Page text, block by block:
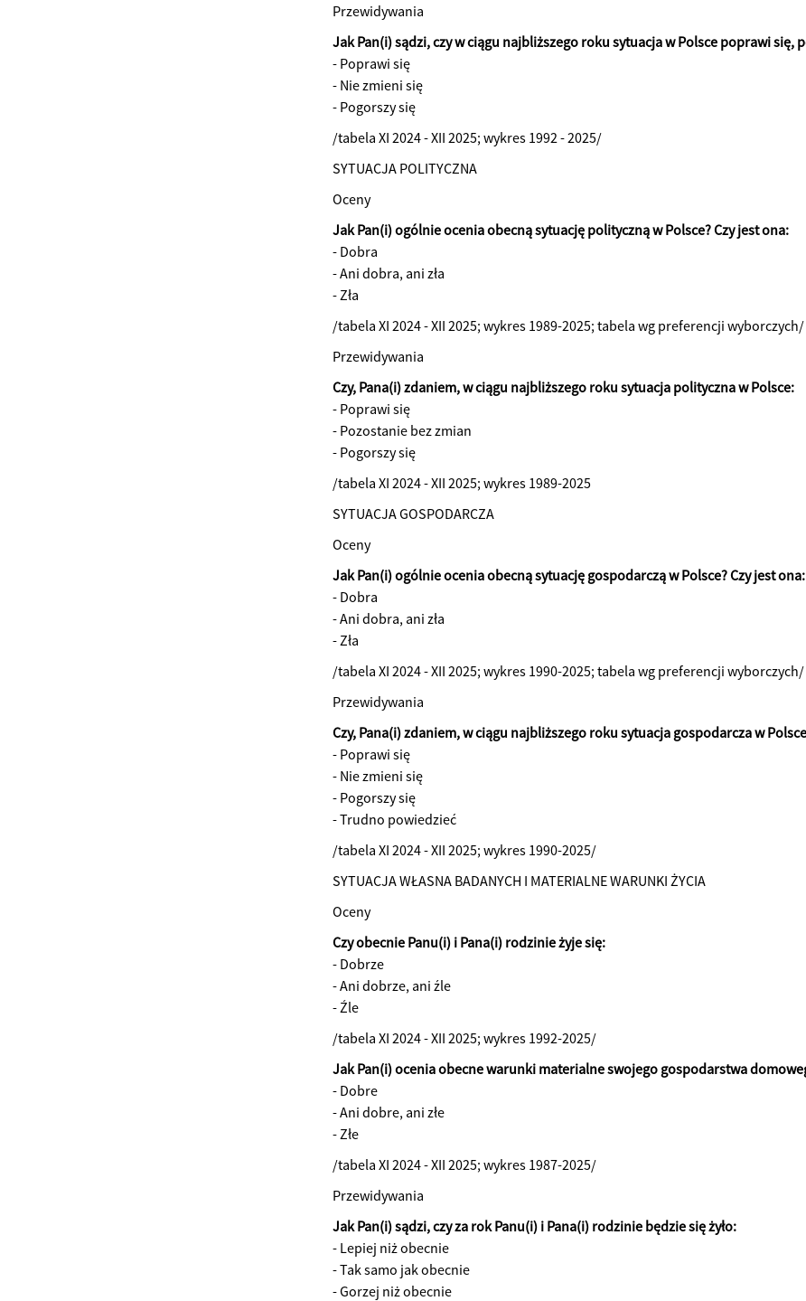
Przewidywania
Jak Pan(i) sądzi, czy w ciągu najbliższego roku sytuacja w Polsce poprawi się,
- Poprawi się
- Nie zmieni się
- Pogorszy się
/tabela XI 2024 - XII 2025; wykres 1992 - 2025/
SYTUACJA POLITYCZNA
Oceny
Jak Pan(i) ogólnie ocenia obecną sytuację polityczną w Polsce? Czy jest ona:
- Dobra
- Ani dobra, ani zła
- Zła
/tabela XI 2024 - XII 2025; wykres 1989-2025; tabela wg preferencji wyborczych/
Przewidywania
Czy, Pana(i) zdaniem, w ciągu najbliższego roku sytuacja polityczna w Polsce:
- Poprawi się
- Pozostanie bez zmian
- Pogorszy się
/tabela XI 2024 - XII 2025; wykres 1989-2025
SYTUACJA GOSPODARCZA
Oceny
Jak Pan(i) ogólnie ocenia obecną sytuację gospodarczą w Polsce? Czy jest ona:
- Dobra
- Ani dobra, ani zła
- Zła
/tabela XI 2024 - XII 2025; wykres 1990-2025; tabela wg preferencji wyborczych/
Przewidywania
Czy, Pana(i) zdaniem, w ciągu najbliższego roku sytuacja gospodarcza w
- Poprawi się
- Nie zmieni się
- Pogorszy się
- Trudno powiedzieć
/tabela XI 2024 - XII 2025; wykres 1990-2025/
SYTUACJA WŁASNA BADANYCH I MATERIALNE WARUNKI ŻYCIA
Oceny
Czy obecnie Panu(i) i Pana(i) rodzinie żyje się:
- Dobrze
- Ani dobrze, ani źle
- Źle
/tabela XI 2024 - XII 2025; wykres 1992-2025/
Jak Pan(i) ocenia obecne warunki materialne swojego gospodarstwa
- Dobre
- Ani dobre, ani złe
- Złe
/tabela XI 2024 - XII 2025; wykres 1987-2025/
Przewidywania
Jak Pan(i) sądzi, czy za rok Panu(i) i Pana(i) rodzinie będzie się żyło:
- Lepiej niż obecnie
- Tak samo jak obecnie
- Gorzej niż obecnie